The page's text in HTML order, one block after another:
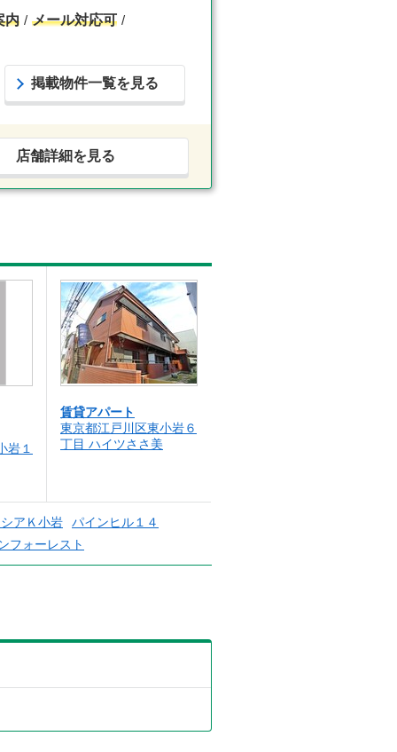
内 メール対応可
掲載物件一覧を見る
店舗詳細を見る
岩１
賃貸アパート
東京都江戸川区東小岩６
丁目 ハイツささ美
アＫ小岩
パインヒル１４
フォーレスト